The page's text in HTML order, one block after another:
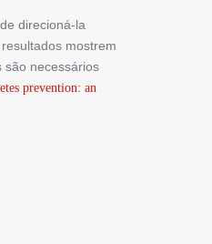
direcioná-la
mostrem
são necessários
prevention: an